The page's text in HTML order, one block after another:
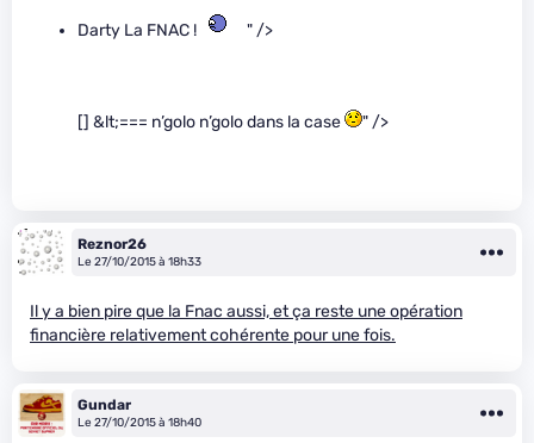
Darty La FNAC ! " />
[] &lt;=== n’golo n’golo dans la case " />
Reznor26
Le 27/10/2015 à 18h33
Il y a bien pire que la Fnac aussi, et ça reste une opération
financière relativement cohérente pour une fois.
Gundar
Le 27/10/2015 à 18h40